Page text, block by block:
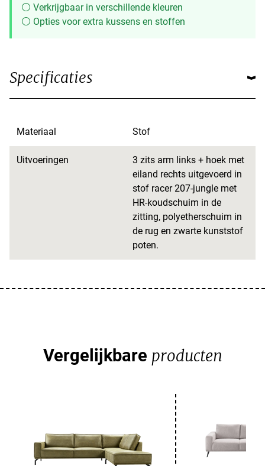
⚪ Verkrijgbaar in verschillende kleuren
⚪ Opties voor extra kussens en stoffen
Specificaties
Materiaal Stof
Uitvoeringen
3 zits arm links + hoek met
eiland rechts uitgevoerd in
stof racer 207-jungle met
HR-koudschuim in de
zitting, polyetherschuim in
de rug en zwarte kunststof
poten.
Vergelijkbare producten